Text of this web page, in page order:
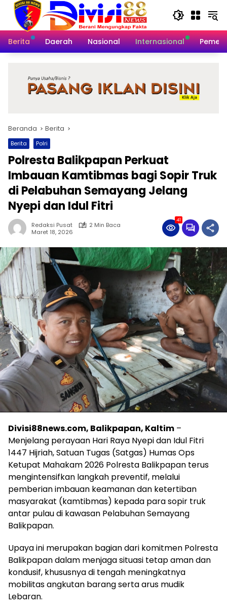
Langsung
konten
Berita
Daerah Nasional Internasional
Beranda Berita
Berita Polri
Polresta Balikpapan Perkuat
Imbauan Kamtibmas bagi Sopir Truk
di Pelabuhan Semayang Jelang
Nyepi dan Idul Fitri
Redaksi Pusat
2 Min Baca
Maret 18, 2026
41
Divisi88news.com, Balikpapan, Kaltim –
Menjelang perayaan Hari Raya Nyepi dan Idul Fitri
1447 Hijriah, Satuan Tugas (Satgas) Humas Ops
Ketupat Mahakam 2026 Polresta Balikpapan terus
mengintensifkan langkah preventif, melalui
pemberian imbauan keamanan dan ketertiban
masyarakat (kamtibmas) kepada para sopir truk
antar pulau di kawasan Pelabuhan Semayang
Balikpapan.
Upaya ini merupakan bagian dari komitmen Polresta
Balikpapan dalam menjaga situasi tetap aman dan
kondusif, khususnya di tengah meningkatnya
mobilitas angkutan barang serta arus mudik
Lebaran.